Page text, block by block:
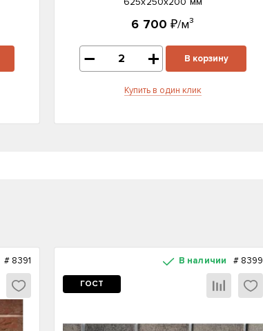
6 700 ₽/м³
В корзину
Купить в один клик
# 8391
ГОСТ
В наличии # 8399